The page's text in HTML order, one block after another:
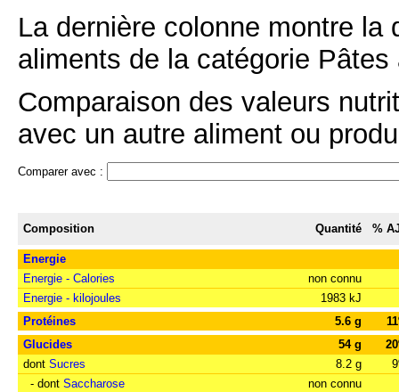
La dernière colonne montre
aliments de la catégorie
Comparaison des valeurs
avec un autre aliment ou
Comparer avec :
Composition Quantité %
Energie
Energie - Calories
non connu
Energie - kilojoules
1983 kJ
Protéines
5.6 g
Glucides
54 g
dont Sucres 8.2 g
- dont Saccharose
non connu